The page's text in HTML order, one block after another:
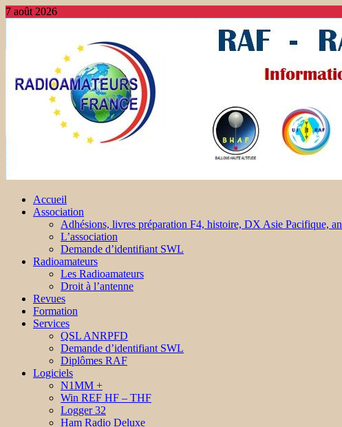
7 août 2026
Accueil
Association
Adhésions, livres préparation F4, histoire, DX Asie Pacifique,
L’association
Demande d’identifiant SWL
Radioamateurs
Les Radioamateurs
Droit à l’antenne
Revues
Formation
Services
QSL ANRPFD
Demande d’identifiant SWL
Diplômes RAF
Logiciels
N1MM +
Win REF HF – THF
Logger 32
Ham Radio Deluxe